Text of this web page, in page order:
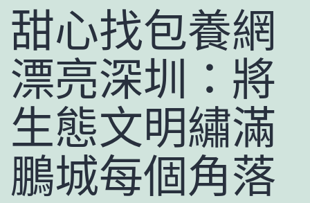
容甜心找包養網
漂亮深圳：將
生態文明繡滿
鵬城每個角落